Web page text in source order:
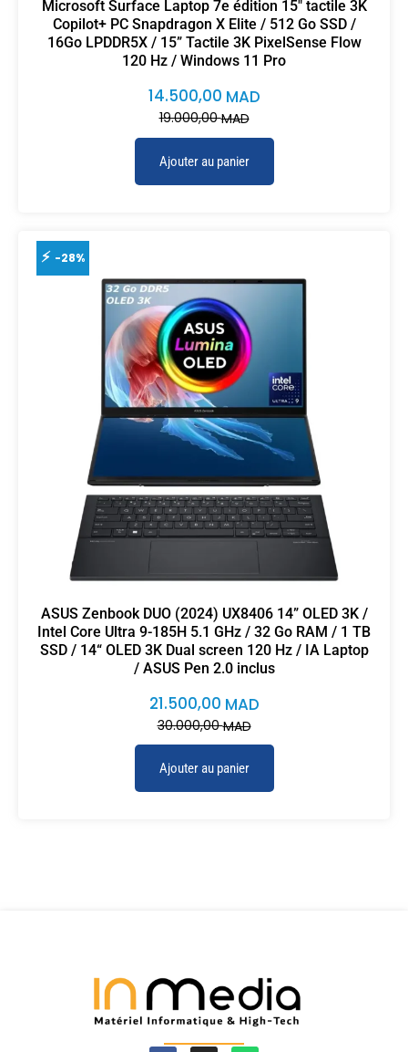
Microsoft Surface Laptop 7e édition 15″ tactile 3K
Copilot+ PC Snapdragon X Elite / 512 Go SSD /
16Go LPDDR5X / 15” Tactile 3K PixelSense Flow
120 Hz / Windows 11 Pro
19.000,00MAD
14.500,00 MAD
Ajouter au panier
-28%
ASUS Zenbook DUO (2024) UX8406 14” OLED 3K /
Intel Core Ultra 9-185H 5.1 GHz / 32 Go RAM / 1 TB
SSD / 14“ OLED 3K Dual screen 120 Hz / IA Laptop
/ ASUS Pen 2.0 inclus
30.000,00MAD
21.500,00 MAD
Ajouter au panier